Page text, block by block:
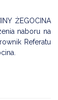
ŻEGOCINA
naboru na
Referatu